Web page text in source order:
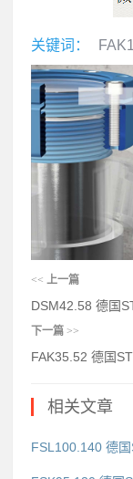
关键词：
<< 上一篇
DSM42.58 德国
下一篇 >>
FAK35.52 德国
相关文章
FSL100.140 德